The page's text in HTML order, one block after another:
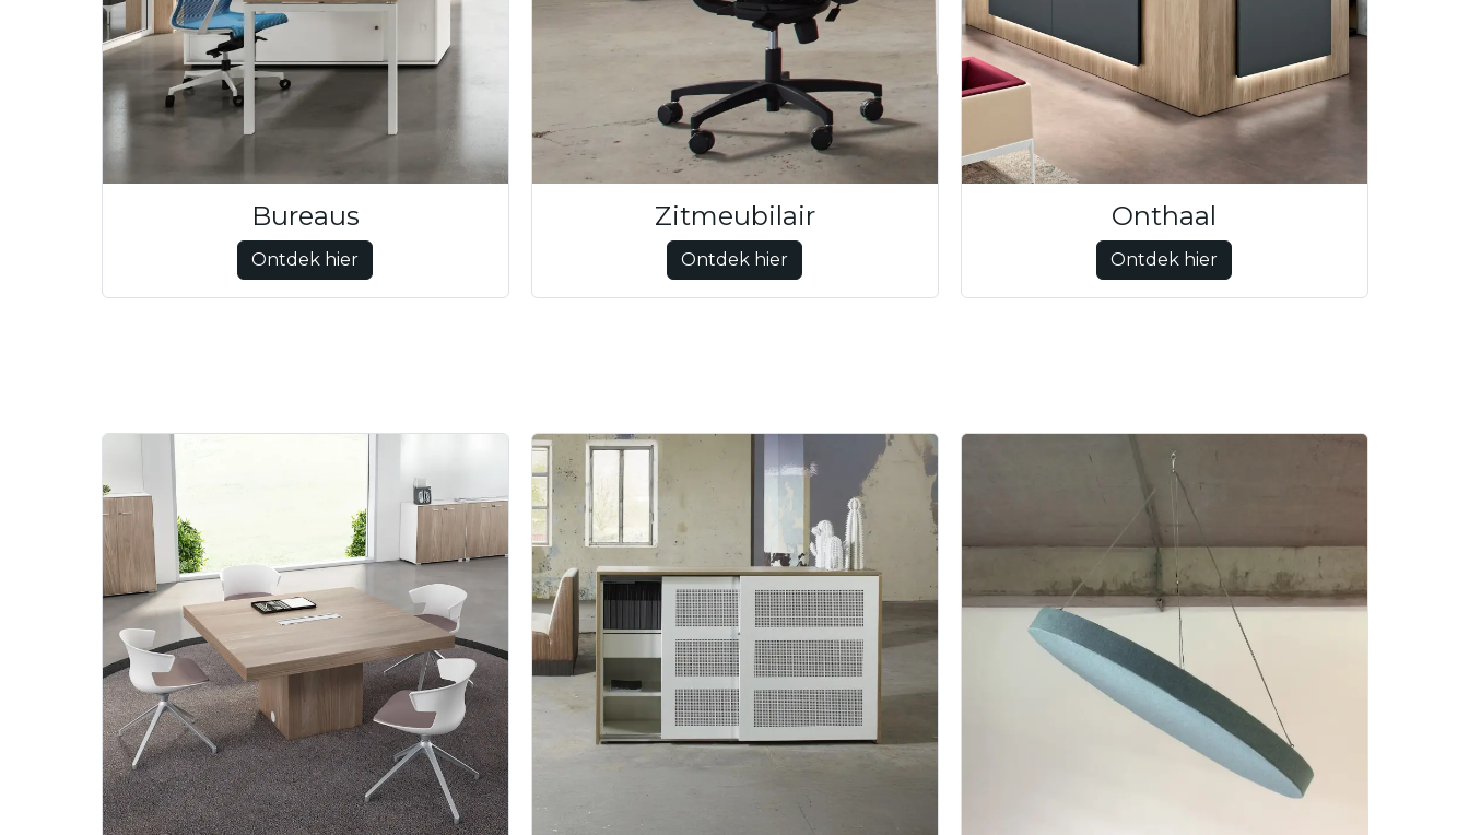
Bureaus
Ontdek hier
Onthaal
Ontdek hier
Zitmeubilair
Ontdek hier